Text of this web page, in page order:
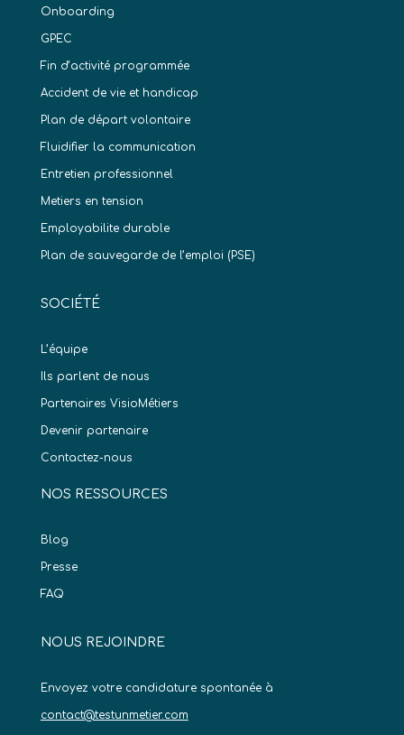
Onboarding
GPEC
Fin d’activité programmée
Accident de vie et handicap
Plan de départ volontaire
Fluidifier la communication
Entretien professionnel
Metiers en tension
Employabilite durable
Plan de sauvegarde de l’emploi (PSE)
SOCIÉTÉ
L’équipe
Ils parlent de nous
Partenaires VisioMétiers
Devenir partenaire
Contactez-nous
NOS RESSOURCES
Blog
Presse
FAQ
NOUS REJOINDRE
Envoyez votre candidature spontanée à
contact@testunmetier.com